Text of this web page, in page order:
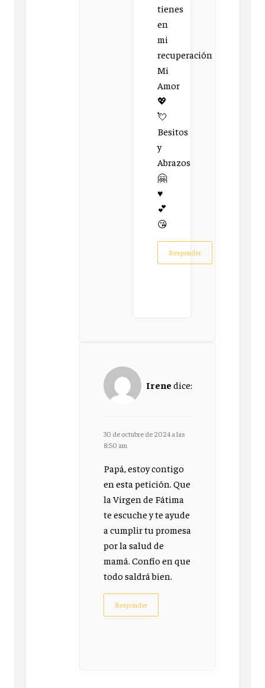
tienes
en
mi
recuperación
Mi
Amor
💖
💘
Besitos
y
Abrazos
🤗
♥
💕
😘
Responder
Irenedice:
30 de octubre de 2024 a las
8:50 am
Papá, estoy contigo
en esta petición. Que
la Virgen de Fátima
te escuche y te ayude
a cumplir tu promesa
por la salud de
mamá. Confío en que
todo saldrá bien.
Responder